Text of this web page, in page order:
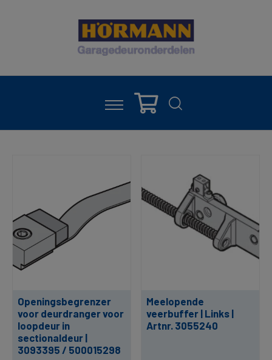
Openingsbegrenzer
voor deurdranger voor
loopdeur in
sectionaldeur |
3093395 / 500015298
Meelopende
veerbuffer | Links |
Artnr. 3055240